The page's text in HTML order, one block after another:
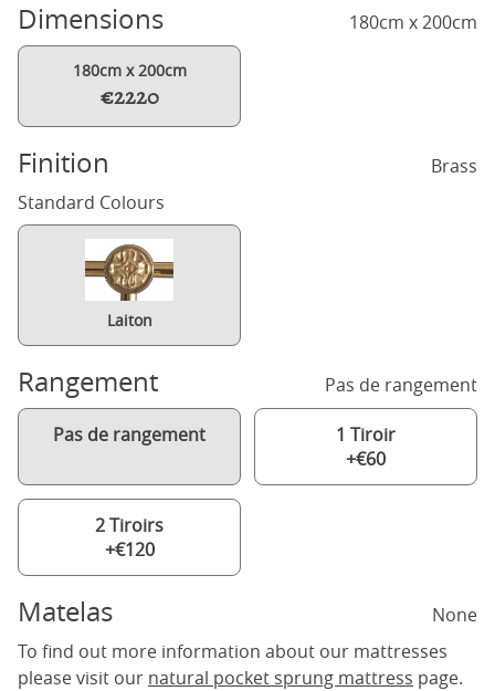
Dimensions 180cm x 200cm
180cm x 200cm
€2220
Finition
Brass
Standard Colours
Laiton
Rangement Pas de rangement
Pas de rangement
1 Tiroir
+€60
2 Tiroirs
+€120
Matelas
None
To find out more information about our mattresses
please visit our natural pocket sprung mattress page.